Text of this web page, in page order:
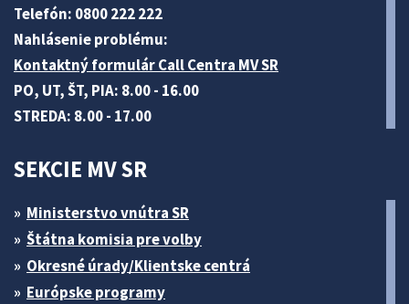
Telefón: 0800 222 222
Nahlásenie problému:
Kontaktný formulár Call Centra MV SR
PO, UT, ŠT, PIA: 8.00 - 16.00
STREDA: 8.00 - 17.00
SEKCIE MV SR
Ministerstvo vnútra SR
Štátna komisia pre volby
Okresné úrady/Klientske centrá
Európske programy